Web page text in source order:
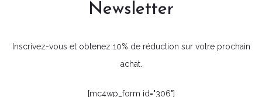
Newsletter
Inscrivez-vous et obtenez 10% de réduction sur votre prochain
achat.
[mc4wp_form id="306"]